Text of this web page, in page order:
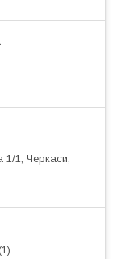
1/1, Черкаси,
1